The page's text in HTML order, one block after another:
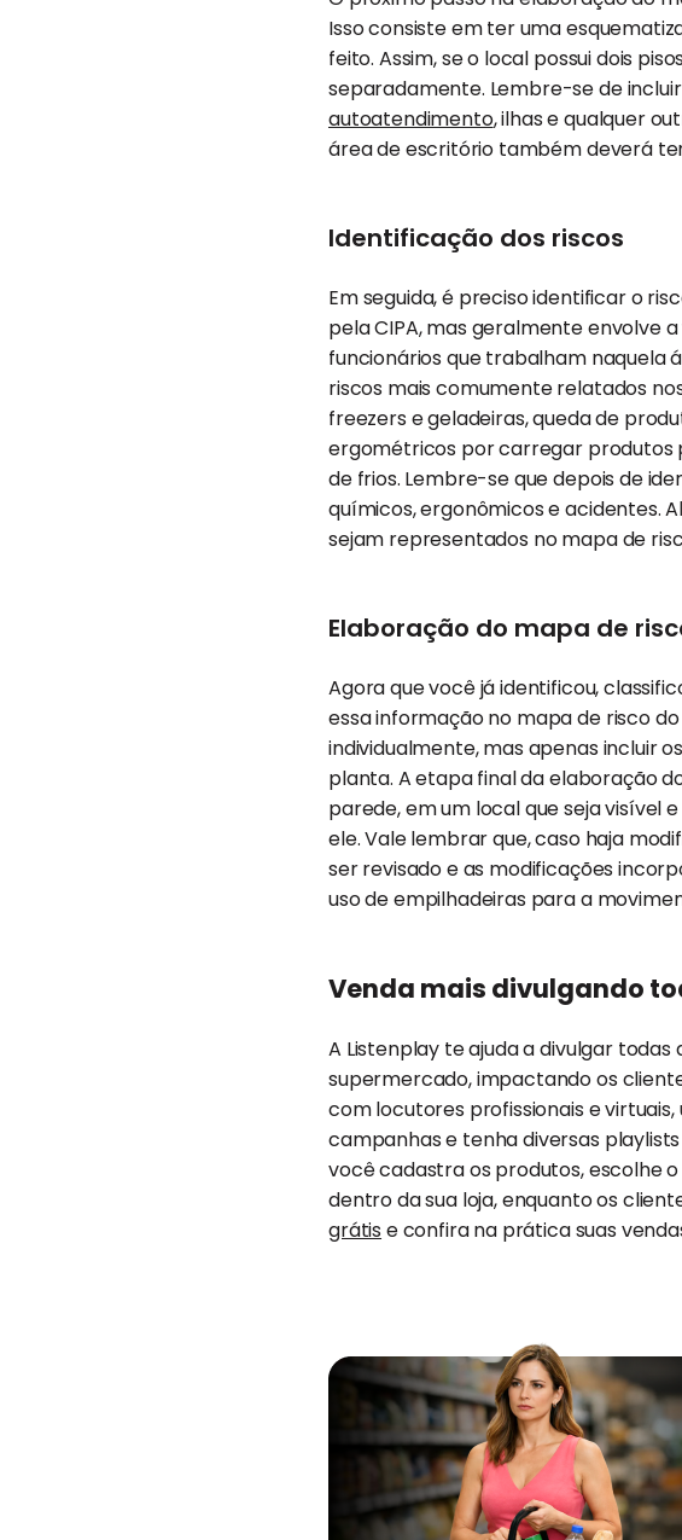
Isso consiste em ter uma
feito. Assim, se o local possui dois
separadamente. Lembre-se de incluir
autoatendimento, ilhas e qualquer
área de escritório também deverá
Identificação dos riscos
Em seguida, é preciso identificar o
pela CIPA, mas geralmente envolve
funcionários que trabalham naquela
riscos mais comumente relatados
freezers e geladeiras, queda de
ergométricos por carregar produtos
de frios. Lembre-se que depois de
químicos, ergonômicos e acidentes.
sejam representados no mapa de
Elaboração do mapa de
Agora que você já identificou,
essa informação no mapa de risco
individualmente, mas apenas incluir
planta. A etapa final da elaboração
parede, em um local que seja visível
ele. Vale lembrar que, caso haja
ser revisado e as modificações
uso de empilhadeiras para a
Venda mais divulgando
A Listenplay te ajuda a divulgar
supermercado, impactando os
com locutores profissionais e
campanhas e tenha diversas
você cadastra os produtos, escolhe
dentro da sua loja, enquanto os
grátis e confira na prática suas